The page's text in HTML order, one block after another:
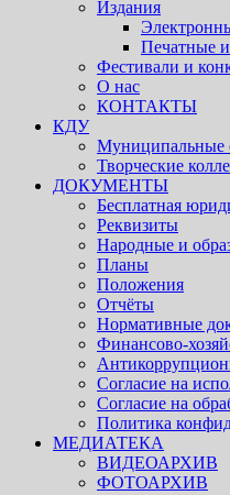
Издания
Печатные
Фестивали и
О нас
КОНТАКТЫ
КДУ
Муниципальные
Творческие
ДОКУМЕНТЫ
Бесплатная
Реквизиты
Народные и
Планы
Положения
Отчёты
Нормативные
Финансово-
Согласие на
Согласие на
Политика
МЕДИАТЕКА
ВИДЕОАРХИВ
ФОТОАРХИВ